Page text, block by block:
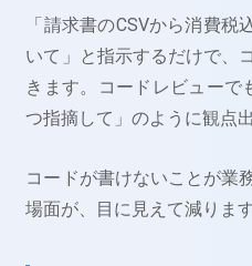
「請求書のCSVから消費
いて」と指示するだけで、
きます。コードレビューで
つ指摘して」のように観点
コードが書けないことが業
場面が、目に見えて減ります